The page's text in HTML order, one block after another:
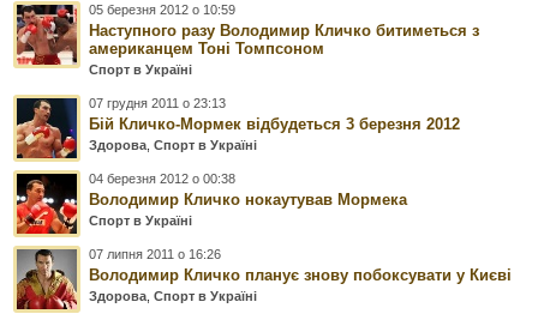
05 березня 2012 о 10:59
Наступного разу Володимир Кличко битиметься з
американцем Тоні Томпсоном
Спорт в Україні
07 грудня 2011 о 23:13
Бій Кличко-Мормек відбудеться 3 березня 2012
Здорова ,Спорт в Україні
04 березня 2012 о 00:38
Володимир Кличко нокаутував Мормека
Спорт в Україні
07 липня 2011 о 16:26
Володимир Кличко планує знову побоксувати у Києві
Здорова ,Спорт в Україні